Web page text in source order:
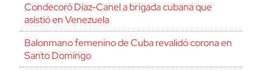
Condecoró Díaz-Canel a brigada cubana que
asistió en Venezuela
Balonmano femenino de Cuba revalidó corona en
Santo Domingo